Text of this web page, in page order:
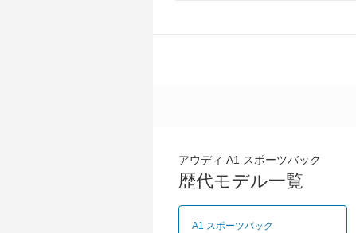
アウディ A1 スポーツバック
歴代モデル一覧
A1 スポーツバック